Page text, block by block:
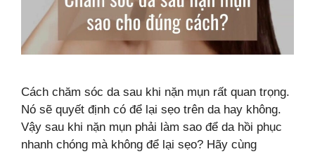
Cách chăm sóc da sau khi nặn mụn rất quan trọng.
Nó sẽ quyết định có để lại sẹo trên da hay không.
Vậy sau khi nặn mụn phải làm sao để da hồi phục
nhanh chóng mà không để lại sẹo? Hãy cùng